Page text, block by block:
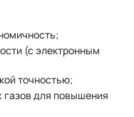
(с электронным
точностью;
газов для повышения